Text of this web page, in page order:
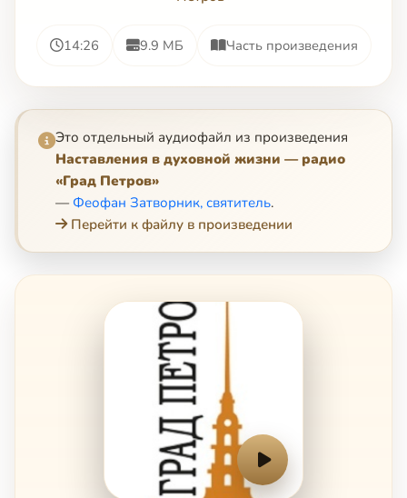
14:26 9.9 МБ Часть произведения
Это отдельный аудиофайл из произведения
Наставления в духовной жизни — радио
«Град Петров»
— Феофан Затворник, святитель.
Перейти к файлу в произведении